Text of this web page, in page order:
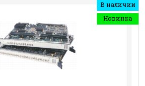
В наличии
Новинка